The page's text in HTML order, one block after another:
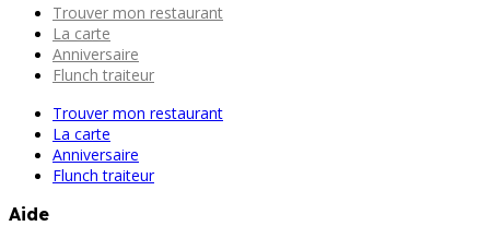
Trouver mon restaurant
La carte
Anniversaire
Flunch traiteur
Trouver mon restaurant
La carte
Anniversaire
Flunch traiteur
Aide